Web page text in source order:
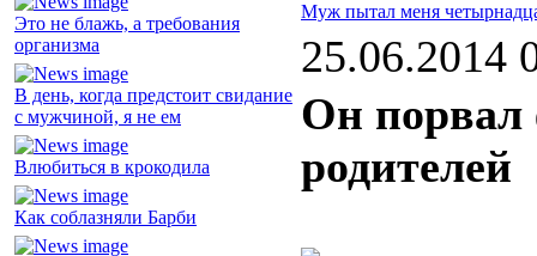
Это не блажь, а требования
организма
В день, когда предстоит свидание
с мужчиной, я не ем
Влюбиться в крокодила
Как соблазняли Барби
Муж пытал меня
25.06.2014
Он порвал
родителей